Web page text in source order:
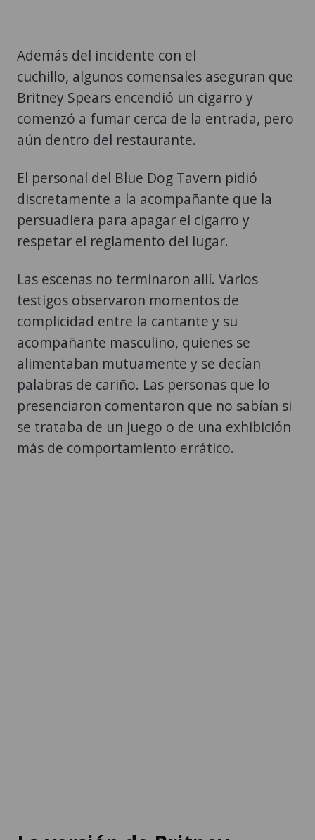
Además del incidente con el
cuchillo, algunos comensales aseguran que
Britney Spears encendió un cigarro y
comenzó a fumar cerca de la entrada, pero
aún dentro del restaurante.
El personal del Blue Dog Tavern pidió
discretamente a la acompañante que la
persuadiera para apagar el cigarro y
respetar el reglamento del lugar.
Las escenas no terminaron allí. Varios
testigos observaron momentos de
complicidad entre la cantante y su
acompañante masculino, quienes se
alimentaban mutuamente y se decían
palabras de cariño. Las personas que lo
presenciaron comentaron que no sabían si
se trataba de un juego o de una exhibición
más de comportamiento errático.